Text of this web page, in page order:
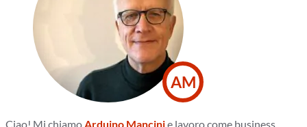
AM
Ciao! Mi chiamo Arduino Mancinie lavoro come business